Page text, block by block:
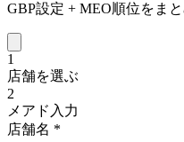
GBP設定 + MEO順位をま
1
店舗を選ぶ
2
メアド入力
店舗名 *